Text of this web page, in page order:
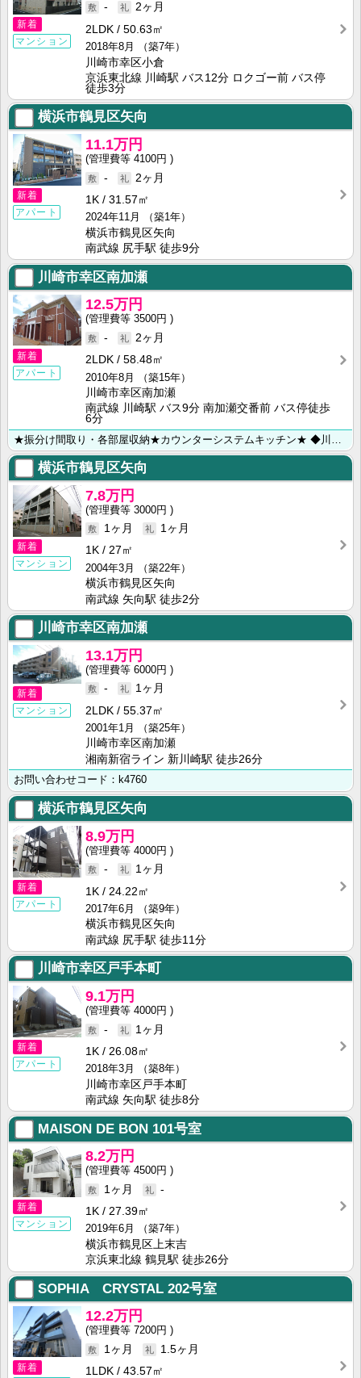
新着
マンション
-
2ヶ月
2LDK
50.63㎡
2018年8月
（築7年）
川崎市幸区小倉
京浜東北線 川崎駅 バス12分 ロクゴー前 バス停
徒歩3分
横浜市鶴見区矢向
新着
アパート
11.1万円
4100円
-
2ヶ月
1K
31.57㎡
2024年11月
（築1年）
横浜市鶴見区矢向
南武線 尻手駅 徒歩9分
川崎市幸区南加瀬
新着
アパート
12.5万円
3500円
-
2ヶ月
2LDK
58.48㎡
2010年8月
（築15年）
川崎市幸区南加瀬
南武線 川崎駅 バス9分 南加瀬交番前 バス停徒歩
6分
横浜市鶴見区矢向
新着
マンション
7.8万円
3000円
1ヶ月
1ヶ月
1K
27㎡
2004年3月
（築22年）
横浜市鶴見区矢向
南武線 矢向駅 徒歩2分
川崎市幸区南加瀬
新着
マンション
13.1万円
6000円
-
1ヶ月
2LDK
55.37㎡
2001年1月
（築25年）
川崎市幸区南加瀬
湘南新宿ライン 新川崎駅 徒歩26分
お問い合わせコード：k4760
横浜市鶴見区矢向
新着
アパート
8.9万円
4000円
-
1ヶ月
1K
24.22㎡
2017年6月
（築9年）
横浜市鶴見区矢向
南武線 尻手駅 徒歩11分
川崎市幸区戸手本町
新着
アパート
9.1万円
4000円
-
1ヶ月
1K
26.08㎡
2018年3月
（築8年）
川崎市幸区戸手本町
南武線 矢向駅 徒歩8分
MAISON DE BON 101号室
新着
マンション
8.2万円
4500円
1ヶ月
-
1K
27.39㎡
2019年6月
（築7年）
横浜市鶴見区上末吉
京浜東北線 鶴見駅 徒歩26分
SOPHIA CRYSTAL 202号室
新着
12.2万円
7200円
1ヶ月
1.5ヶ月
1LDK
43.57㎡